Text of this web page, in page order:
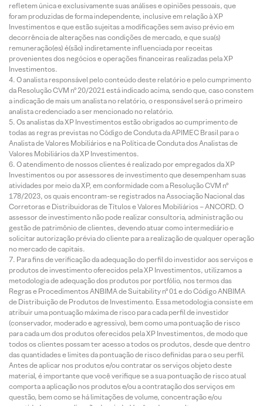
refletem única e exclusivamente suas análises e opiniões pessoais, que
foram produzidas de forma independente, inclusive em relação à XP
Investimentos e que estão sujeitas a modificações sem aviso prévio em
decorrência de alterações nas condições de mercado, e que sua(s)
remuneração(es) é(são) indiretamente influenciada por receitas
provenientes dos negócios e operações financeiras realizadas pela XP
Investimentos.
O analista responsável pelo conteúdo deste relatório e pelo cumprimento
da Resolução CVM nº 20/2021 está indicado acima, sendo que, caso constem
a indicação de mais um analista no relatório, o responsável será o primeiro
analista credenciado a ser mencionado no relatório.
Os analistas da XP Investimentos estão obrigados ao cumprimento de
todas as regras previstas no Código de Conduta da APIMEC Brasil para o
Analista de Valores Mobiliários e na Política de Conduta dos Analistas de
Valores Mobiliários da XP Investimentos.
O atendimento de nossos clientes é realizado por empregados da XP
Investimentos ou por assessores de investimento que desempenham suas
atividades por meio da XP, em conformidade com a Resolução CVM nº
178/2023, os quais encontram-se registrados na Associação Nacional das
Corretoras e Distribuidoras de Títulos e Valores Mobiliários – ANCORD. O
assessor de investimento não pode realizar consultoria, administração ou
gestão de patrimônio de clientes, devendo atuar como intermediário e
solicitar autorização prévia do cliente para a realização de qualquer operação
no mercado de capitais.
Para fins de verificação da adequação do perfil do investidor aos serviços e
produtos de investimento oferecidos pela XP Investimentos, utilizamos a
metodologia de adequação dos produtos por portfólio, nos termos das
Regras e Procedimentos ANBIMA de Suitability nº 01 e do Código ANBIMA
de Distribuição de Produtos de Investimento. Essa metodologia consiste em
atribuir uma pontuação máxima de risco para cada perfil de investidor
(conservador, moderado e agressivo), bem como uma pontuação de risco
para cada um dos produtos oferecidos pela XP Investimentos, de modo que
todos os clientes possam ter acesso a todos os produtos, desde que dentro
das quantidades e limites da pontuação de risco definidas para o seu perfil.
Antes de aplicar nos produtos e/ou contratar os serviços objeto deste
material, é importante que você verifique se a sua pontuação de risco atual
comporta a aplicação nos produtos e/ou a contratação dos serviços em
questão, bem como se há limitações de volume, concentração e/ou